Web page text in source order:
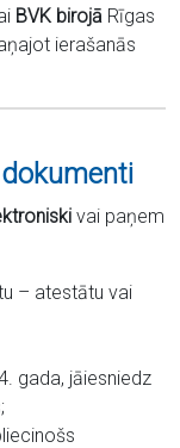
BVK birojā Rīgas
ierašanās
vai paņem
– atestātu vai
gada, jāiesniedz